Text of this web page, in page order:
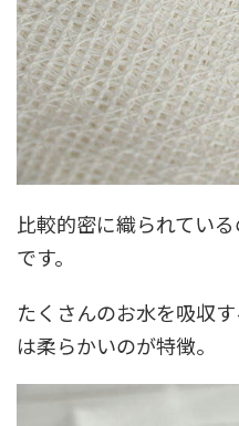
比較的密に織られてい
です。
たくさんのお水を吸収
は柔らかいのが特徴。